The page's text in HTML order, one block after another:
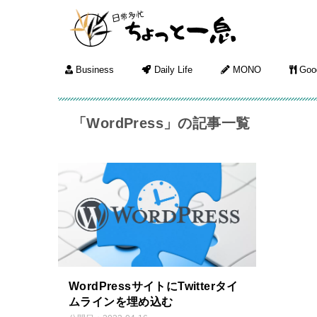
Business Daily Life MONO
「WordPress」の記事一覧
WordPressサイトにTwitterタイ
ムラインを埋め込む